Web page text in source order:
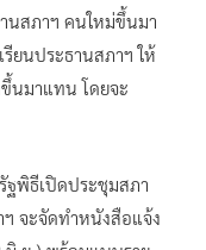
นสภาฯ คนใหม่ขึ้นมา
รียนประธานสภาฯ ให้
นมาแทน โดยจะ
พิธีเปิดประชุมสภา
จะจัดทำหนังสือแจ้ง